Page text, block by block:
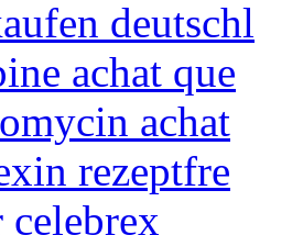
deutschl
achat que
achat
rezeptfre
celebrex